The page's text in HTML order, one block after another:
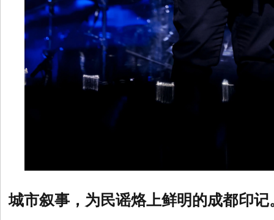
城市叙事，为民谣烙上鲜明的成都印记